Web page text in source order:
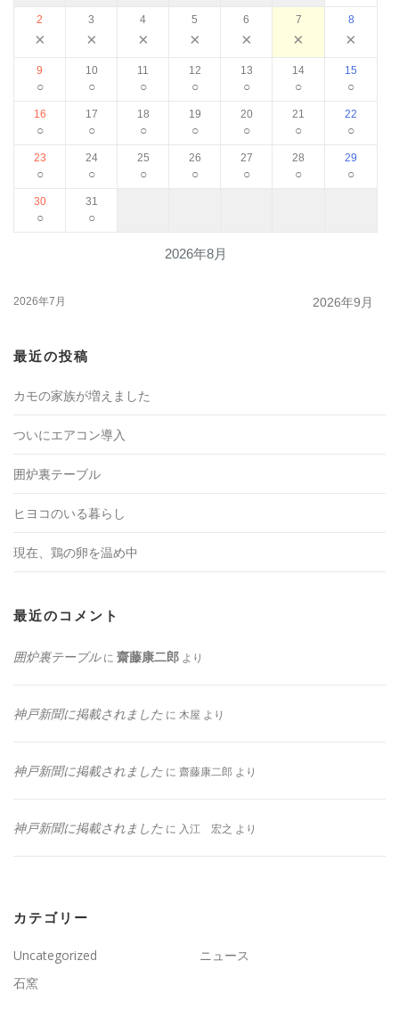
2026年8月
2
×
3
×
4
×
5
×
6
×
7
×
8
×
9
○
10
○
11
○
12
○
13
○
14
○
15
○
16
○
17
○
18
○
19
○
20
○
21
○
22
○
23
○
24
○
25
○
26
○
27
○
28
○
29
○
30
○
31
○
2026年7月 2026年9月
最近の投稿
カモの家族が増えました
ついにエアコン導入
囲炉裏テーブル
ヒヨコのいる暮らし
現在、鶏の卵を温め中
最近のコメント
囲炉裏テーブルに 齋藤康二郎 より
神戸新聞に掲載されました に 木屋 より
神戸新聞に掲載されました に 齋藤康二郎 より
神戸新聞に掲載されました に 入江 宏之 より
カテゴリー
Uncategorized
ニュース
石窯